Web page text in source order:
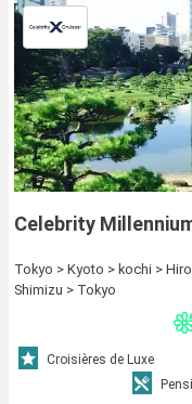
Celebrity
Tokyo > Kyoto > kochi >
Shimizu > Tokyo
Croisières de Luxe